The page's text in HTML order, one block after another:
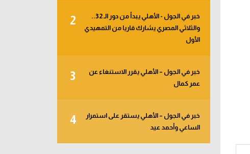
2
خبر في الجول - الأهلي يبدأ من دور الـ 32..
والثلاثي المصري يشارك قاريا من التمهيدي
الأول
3
خبر في الجول – الأهلي يقرر الاستنغاء عن
عمر كمال
4
خبر في الجول – الأهلي يستقر على استمرار
الساعي وأحمد عيد